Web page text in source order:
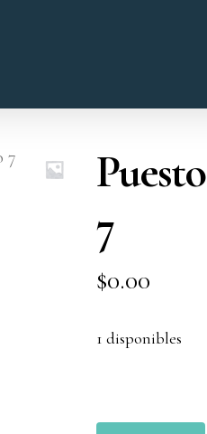
7
Puesto
7
$0.00
1 disponibles